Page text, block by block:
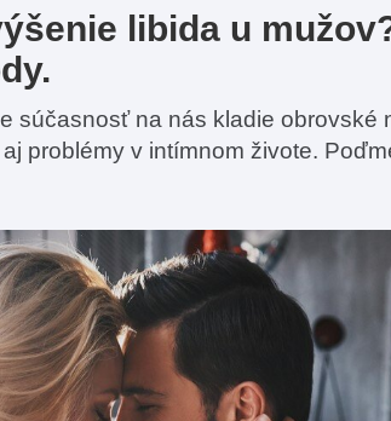
libida u
súčasnosť na nás kladie obrovské
problémy v intímnom živote.